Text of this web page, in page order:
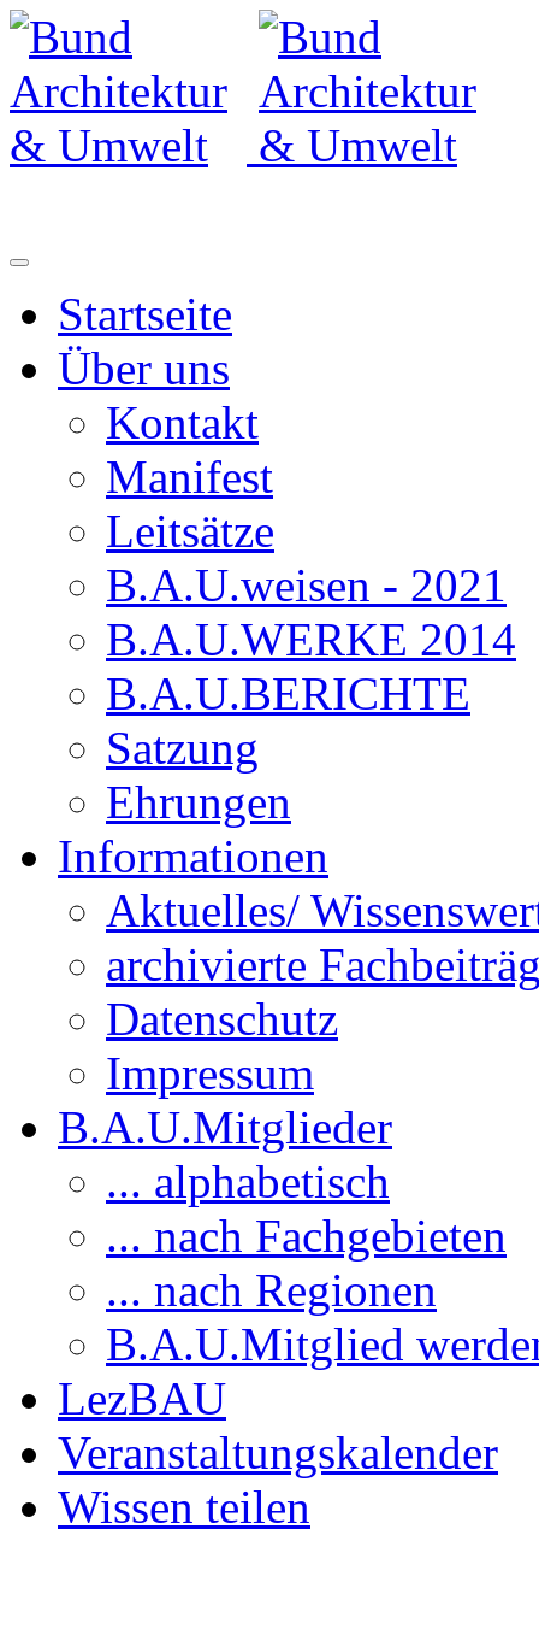
Startseite
Über uns
Kontakt
Manifest
Leitsätze
B.A.U.weisen - 2021
B.A.U.WERKE 2014
B.A.U.BERICHTE
Satzung
Ehrungen
Informationen
Aktuelles/
archivierte
Datenschutz
Impressum
B.A.U.Mitglieder
... alphabetisch
... nach Fachgebieten
... nach Regionen
B.A.U.Mitglied
LezBAU
Veranstaltungskalender
Wissen teilen